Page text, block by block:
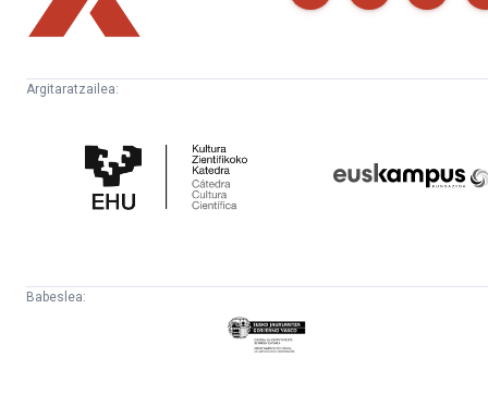
Argitaratzailea:
Zientifikoko
Katedra
Babeslea:
Eusko
Jaurlaritza